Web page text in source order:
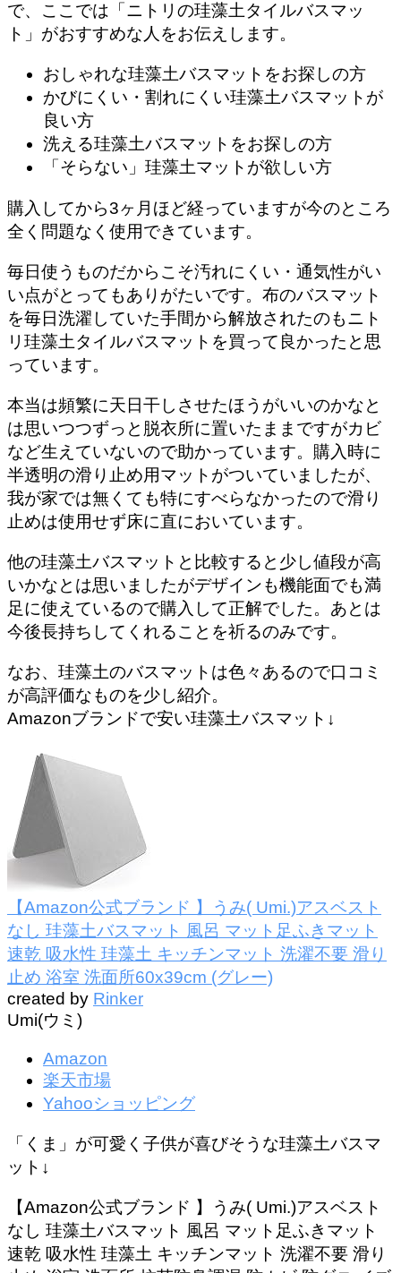
で、ここでは「ニトリの珪藻土タイルバスマッ
ト」がおすすめな人をお伝えします。
おしゃれな珪藻土バスマットをお探しの方
かびにくい・割れにくい珪藻土バスマットが
良い方
洗える珪藻土バスマットをお探しの方
「そらない」珪藻土マットが欲しい方
購入してから3ヶ月ほど経っていますが今のところ
全く問題なく使用できています。
毎日使うものだからこそ汚れにくい・通気性がい
い点がとってもありがたいです。布のバスマット
を毎日洗濯していた手間から解放されたのもニト
リ珪藻土タイルバスマットを買って良かったと思
っています。
本当は頻繁に天日干しさせたほうがいいのかなと
は思いつつずっと脱衣所に置いたままですがカビ
など生えていないので助かっています。購入時に
半透明の滑り止め用マットがついていましたが、
我が家では無くても特にすべらなかったので滑り
止めは使用せず床に直においています。
他の珪藻土バスマットと比較すると少し値段が高
いかなとは思いましたがデザインも機能面でも満
足に使えているので購入して正解でした。あとは
今後長持ちしてくれることを祈るのみです。
なお、珪藻土のバスマットは色々あるので口コミ
が高評価なものを少し紹介。
Amazonブランドで安い珪藻土バスマット↓
【Amazon公式ブランド 】うみ( Umi.)アスベスト
なし 珪藻土バスマット 風呂 マット足ふきマット
速乾 吸水性 珪藻土 キッチンマット 洗濯不要 滑り
止め 浴室 洗面所60x39cm (グレー)
created by Rinker
Umi(ウミ)
Amazon
楽天市場
Yahooショッピング
「くま」が可愛く子供が喜びそうな珪藻土バスマ
ット↓
【Amazon公式ブランド 】うみ( Umi.)アスベスト
なし 珪藻土バスマット 風呂 マット足ふきマット
速乾 吸水性 珪藻土 キッチンマット 洗濯不要 滑り